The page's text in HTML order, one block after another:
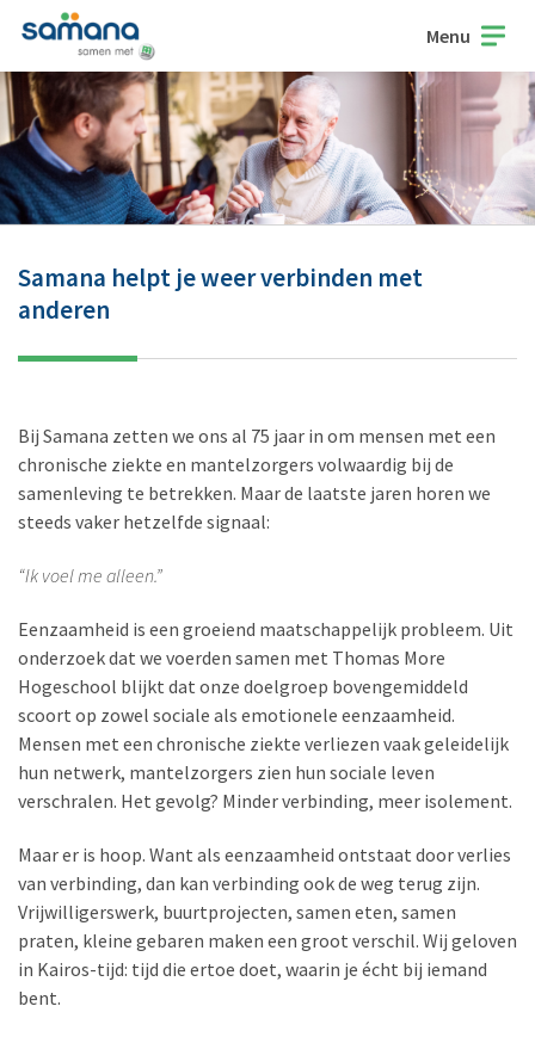
Menu
Samana helpt je weer verbinden met
anderen
Bij Samana zetten we ons al 75 jaar in om mensen met een
chronische ziekte en mantelzorgers volwaardig bij de
samenleving te betrekken. Maar de laatste jaren horen we
steeds vaker hetzelfde signaal:
“Ik voel me alleen.”
Eenzaamheid is een groeiend maatschappelijk probleem. Uit
onderzoek dat we voerden samen met Thomas More
Hogeschool blijkt dat onze doelgroep bovengemiddeld
scoort op zowel sociale als emotionele eenzaamheid.
Mensen met een chronische ziekte verliezen vaak geleidelijk
hun netwerk, mantelzorgers zien hun sociale leven
verschralen. Het gevolg? Minder verbinding, meer isolement.
Maar er is hoop. Want als eenzaamheid ontstaat door verlies
van verbinding, dan kan verbinding ook de weg terug zijn.
Vrijwilligerswerk, buurtprojecten, samen eten, samen
praten, kleine gebaren maken een groot verschil. Wij geloven
in Kairos-tijd: tijd die ertoe doet, waarin je écht bij iemand
bent.